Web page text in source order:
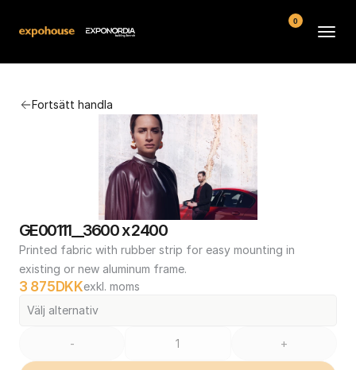
Fortsätt handla
GE00111__3600 x 2400
Printed fabric with rubber strip for easy mounting in
existing or new aluminum frame.
3 875 DKKexkl. moms
Välj alternativ
- +
Kontakt
Köpvillkor
0